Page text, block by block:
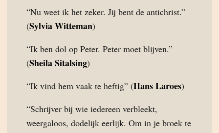
“Nu weet ik het zeker. Jij bent de antichrist.”
(Sylvia Witteman)
“Ik ben dol op Peter. Peter moet blijven.”
(Sheila Sitalsing)
“Ik vind hem vaak te heftig” (Hans Laroes)
“Schrijver bij wie iedereen verbleekt,
weergaloos, dodelijk eerlijk. Om in je broek te